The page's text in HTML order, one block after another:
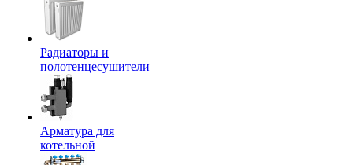
Радиаторы и
полотенцесушители
Арматура для
котельной